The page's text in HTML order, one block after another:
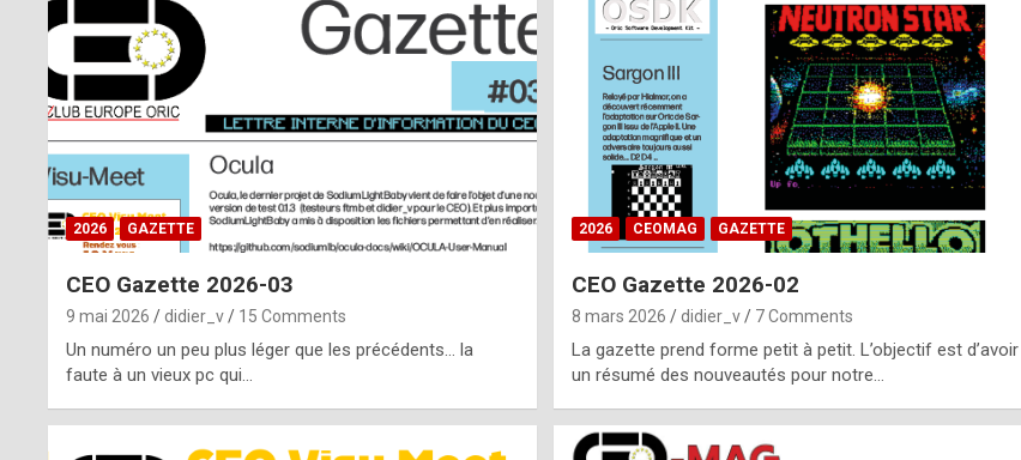
ff
2026 GAZETTE
CEO Gazette 2026-03
9 mai 2026 didier_v 15 Comments
Un numéro un peu plus léger que les précédents… la
faute à un vieux pc qui…
2026 CEOMAG GAZETTE
CEO Gazette 2026-02
8 mars 2026 didier_v 7 Comments
La gazette prend forme petit à petit. L’objectif est d’avoir
un résumé des nouveautés pour notre…